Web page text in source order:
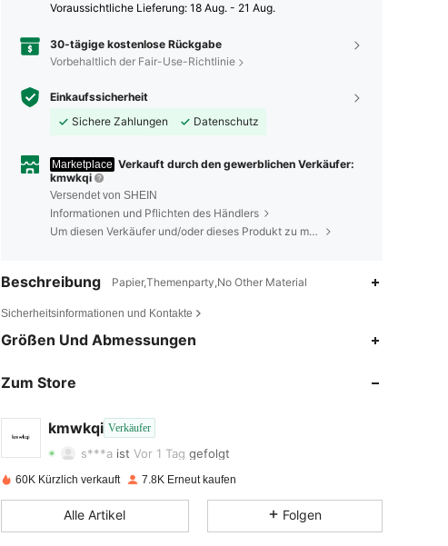
Voraussichtliche Lieferung: 18 Aug. - 21 Aug.
30-tägige kostenlose Rückgabe
Vorbehaltlich der Fair-Use-Richtlinie
Einkaufssicherheit
Sichere Zahlungen
Datenschutz
Marketplace Verkauft durch den gewerblichen Verkäufer:
kmwkqi
Versendet von SHEIN
Informationen und Pflichten des Händlers
Um diesen Verkäufer und/oder dieses Produkt zu melden
Beschreibung Papier,Themenparty,No Other Material
Sicherheitsinformationen und Kontakte
Größen Und Abmessungen
Zum Store
kmwkqi Verkäufer
4,83 256
4,83
4,83 256
s***a ist Vor 1 Tag gefolgt
4,83
60K Kürzlich verkauft 7.8K Erneut kaufen
Alle Artikel Folgen